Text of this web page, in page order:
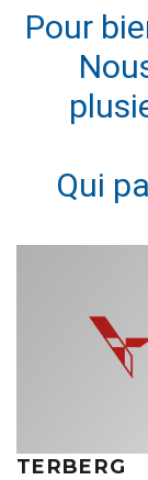
Pour
Qui
TERBERG